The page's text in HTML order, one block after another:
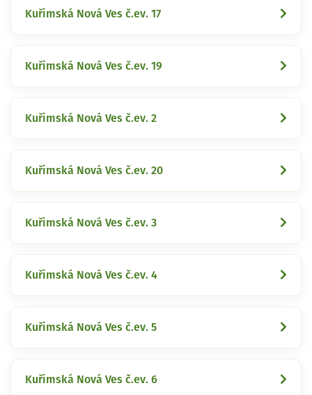
Kuřimská Nová Ves č.ev. 17
Kuřimská Nová Ves č.ev. 19
Kuřimská Nová Ves č.ev. 2
Kuřimská Nová Ves č.ev. 20
Kuřimská Nová Ves č.ev. 3
Kuřimská Nová Ves č.ev. 4
Kuřimská Nová Ves č.ev. 5
Kuřimská Nová Ves č.ev. 6